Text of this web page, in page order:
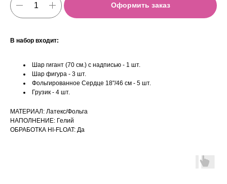
Оформить заказ
В набор входит:
Шар гигант (70 см.) с надписью - 1 шт.
Шар фигура - 3 шт.
Фольгированное Сердце 18"/46 см - 5 шт.
Грузик - 4 шт.
МАТЕРИАЛ: Латекс/Фольга
НАПОЛНЕНИЕ: Гелий
ОБРАБОТКА HI-FLOAT: Да